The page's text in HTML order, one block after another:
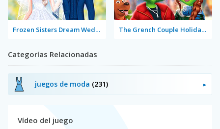
Frozen Sisters Dream Wedding The Grench Couple Holiday Dress Up
Categorías Relacionadas
juegos de moda (231)
Vídeo del juego